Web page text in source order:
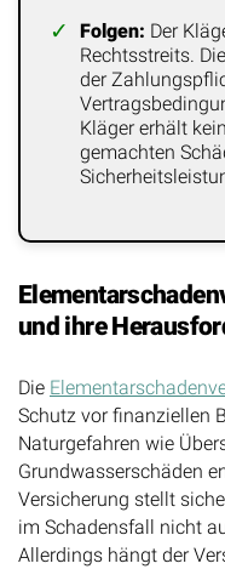
Folgen: Der
Rechtsstreits.
der
Kläger erhält
gemachten
und ihre
Die
Schutz vor finanziellen
Naturgefahren wie
Grundwasserschäden
Versicherung stellt
im Schadensfall nicht
Allerdings hängt der